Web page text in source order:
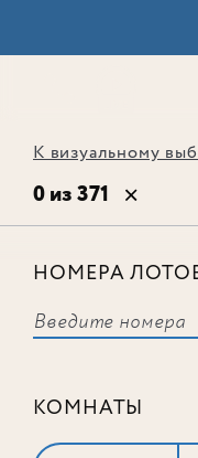
К визуальному
0 из 371
НОМЕРА
КОМНАТЫ